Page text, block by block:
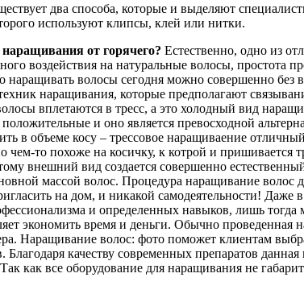
два способа, которые и выделяют
используют клипсы, клей или нитки.
от горячего? Естественно, одно из
воздействия на натуральные волосы, простота
наращивать волосы сегодня можно совершенно без
наращивания, которые предполагают
вплетаются в тресс, а это холодный вид
и оно является превосходной
в объеме косу – трессовое наращиваение
то похоже на косичку, к котрой и
внешний вид создается совершенно
массой волос. Процедура наращивание
на дом, и никакой самодеятельности!
и определенных навыков, лишь
экономить время и деньги. Обычно
Наращивание волос: фото поможет клиентам
Благодаря качеству современных препаратов
как все оборудование для наращивания не